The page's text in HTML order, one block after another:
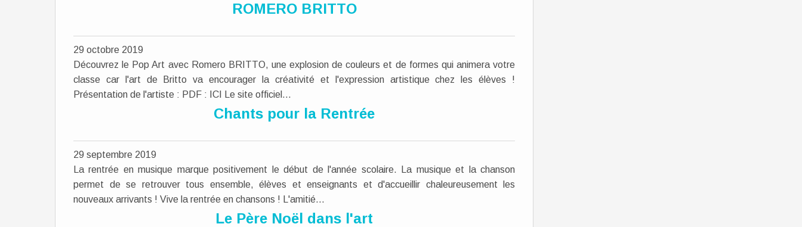
ROMERO BRITTO
29 octobre 2019
Découvrez le Pop Art avec Romero BRITTO, une explosion de couleurs et de formes qui animera votre
classe car l'art de Britto va encourager la créativité et l'expression artistique chez les élèves !
Présentation de l'artiste : PDF : ICI Le site officiel...
Chants pour la Rentrée
29 septembre 2019
La rentrée en musique marque positivement le début de l'année scolaire. La musique et la chanson
permet de se retrouver tous ensemble, élèves et enseignants et d'accueillir chaleureusement les
nouveaux arrivants ! Vive la rentrée en chansons ! L'amitié...
Le Père Noël dans l'art